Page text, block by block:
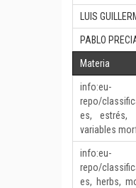
LUIS
PABLO
Materia
info:eu-
repo/
es, estrés,
variables
info:eu-
repo/
es, herbs,